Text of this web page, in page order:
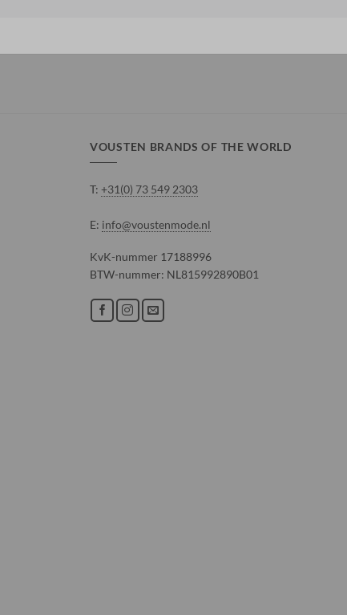
VOUSTEN BRANDS OF THE WORLD
T: +31(0) 73 549 2303
E: info@voustenmode.nl
KvK-nummer 17188996
BTW-nummer: NL815992890B01